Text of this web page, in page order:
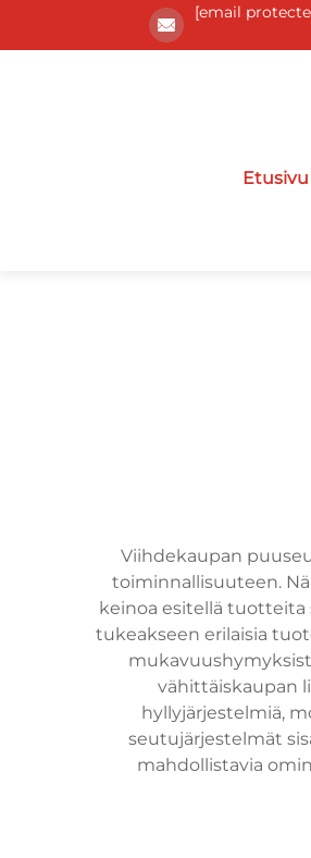
[email
Etusivu
Viihdekaupan
toiminnallisuuteen.
keinoa esitellä tuotteita
tukeakseen erilaisia
vähittäiskaupan
hyllyjärjestelmiä,
seutujärjestelmät
mahdollistavia